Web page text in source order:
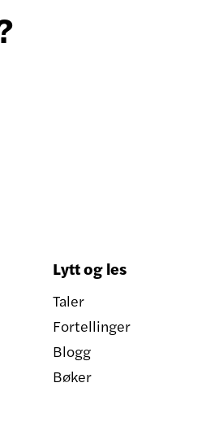
Lytt og les
Taler
Fortellinger
Blogg
Bøker